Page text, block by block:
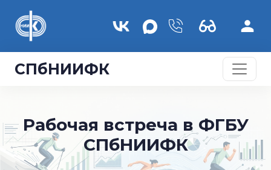
СПбНИИФК
Рабочая встреча в ФГБУ
СПбНИИФК